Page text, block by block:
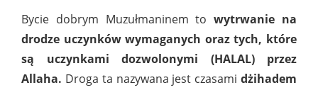
Bycie dobrym Muzułmaninem towytrwanie na
drodze uczynków wymaganych oraz tych, które
są uczynkami dozwolonymi (HALAL) przez
Allaha. Droga ta nazywana jest czasami dżihadem